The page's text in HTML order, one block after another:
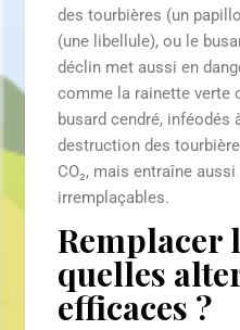
des tourbières (un
(une libellule), ou le
déclin met aussi en
comme la rainette verte
busard cendré, inféodés
destruction des
CO₂, mais entraîne
irremplaçables.
Remplacer
quelles
efficaces ?